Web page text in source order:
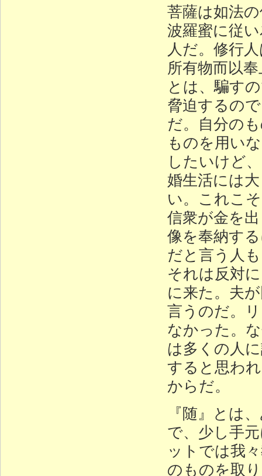
菩薩は如法
波羅蜜に従
人だ。修行
所有物而以
とは、騙す
脅迫するの
だ。自分の
ものを用い
したいけど
婚生活には
い。これこ
信衆が金を
像を奉納す
だと言う人
それは反対
に来た。夫
言うのだ。
なかった。
は多くの人
すると思わ
からだ。
『随』とは
で、少し手
ットでは我
のものを取